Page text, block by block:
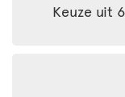
Keuze uit